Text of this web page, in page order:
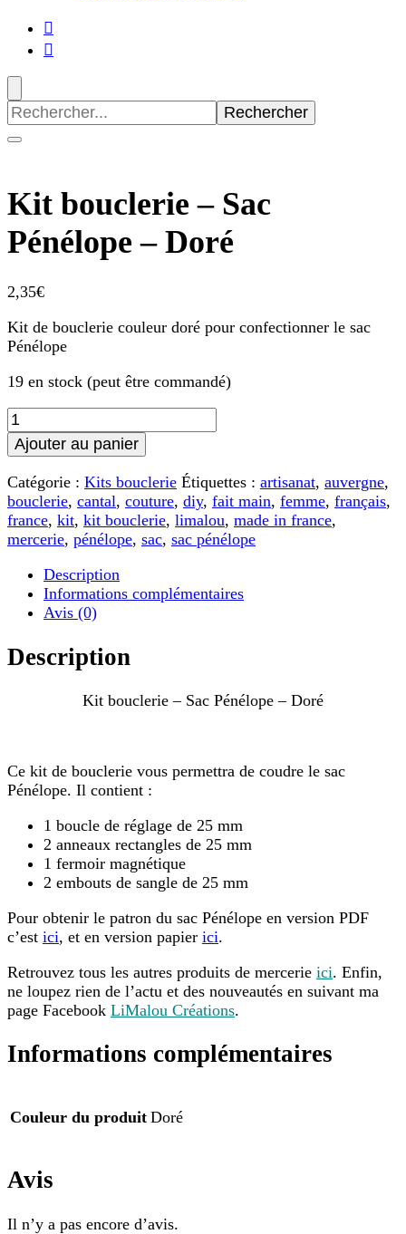
Recherche
pour
:
Kit bouclerie – Sac
Pénélope – Doré
2,35€
Kit de bouclerie couleur doré pour confectionner le sac
Pénélope
19 en stock (peut être commandé)
quantité
de
Kit
bouclerie
-
Sac
Pénélope
-
Ajouter au panier
Catégorie : Kits bouclerie Étiquettes : artisanat, auvergne,
bouclerie, cantal, couture, diy, fait main, femme, français,
france, kit, kit bouclerie, limalou, made in france,
mercerie, pénélope, sac, sac pénélope
Description
Informations complémentaires
Avis (0)
Description
Kit bouclerie – Sac Pénélope – Doré
Ce kit de bouclerie vous permettra de coudre le sac
Pénélope. Il contient :
1 boucle de réglage de 25 mm
2 anneaux rectangles de 25 mm
1 fermoir magnétique
2 embouts de sangle de 25 mm
Pour obtenir le patron du sac Pénélope en version PDF
c’est ici, et en version papier ici.
Retrouvez tous les autres produits de mercerie ici. Enfin,
ne loupez rien de l’actu et des nouveautés en suivant ma
page Facebook LiMalou Créations.
Informations complémentaires
Couleur du produit Doré
Avis
Il n’y a pas encore d’avis.